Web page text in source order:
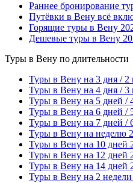
Раннее бронирование
Путёвки в Вену всё
Горящие туры в Вену
Дешевые туры в Вену
Туры в Вену по длительности
Туры в Вену на 3 дня / 2
Туры в Вену на 4 дня / 3
Туры в Вену на 5 дней /
Туры в Вену на 6 дней /
Туры в Вену на 7 дней /
Туры в Вену на неделю
Туры в Вену на 10 дней
Туры в Вену на 12 дней
Туры в Вену на 14 дней
Туры в Вену на 2